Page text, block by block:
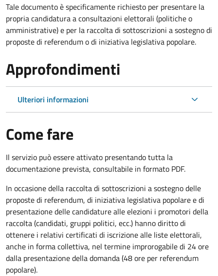
Tale documento è specificamente richiesto per presentare la
propria candidatura a consultazioni elettorali (politiche o
amministrative) e per la raccolta di sottoscrizioni a sostegno di
proposte di referendum o di iniziativa legislativa popolare.
Approfondimenti
Ulteriori informazioni
Come fare
Il servizio può essere attivato presentando tutta la
documentazione prevista, consultabile in formato PDF.
In occasione della raccolta di sottoscrizioni a sostegno delle
proposte di referendum, di iniziativa legislativa popolare e di
presentazione delle candidature alle elezioni i promotori della
raccolta (candidati, gruppi politici, ecc.) hanno diritto di
ottenere i relativi certificati di iscrizione alle liste elettorali,
anche in forma collettiva, nel termine improrogabile di 24 ore
dalla presentazione della domanda (48 ore per referendum
popolare).